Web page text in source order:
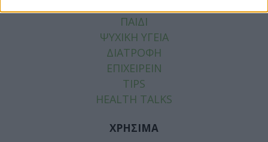
ΠΑΙΔΙ
ΨΥΧΙΚΗ ΥΓΕΙΑ
ΔΙΑΤΡΟΦΗ
ΕΠΙΧΕΙΡΕΙΝ
TIPS
HEALTH TALKS
ΧΡΗΣΙΜΑ